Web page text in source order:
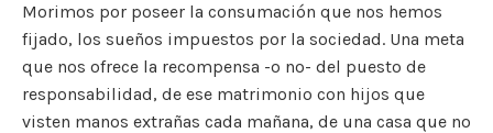
Morimos por poseer la consumación que nos hemos
fijado, los sueños impuestos por la sociedad. Una meta
que nos ofrece la recompensa -o no- del puesto de
responsabilidad, de ese matrimonio con hijos que
visten manos extrañas cada mañana, de una casa que no